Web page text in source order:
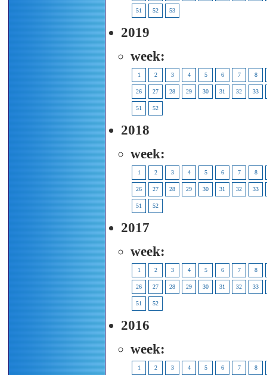
51 52 53
2019
week:
1 2 3 4 5 6 7 8
26 27 28 29 30 31 32 33
51 52
2018
week:
1 2 3 4 5 6 7 8
26 27 28 29 30 31 32 33
51 52
2017
week:
1 2 3 4 5 6 7 8
26 27 28 29 30 31 32 33
51 52
2016
week:
1 2 3 4 5 6 7 8